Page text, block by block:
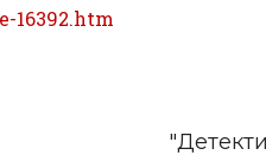
16392.htm